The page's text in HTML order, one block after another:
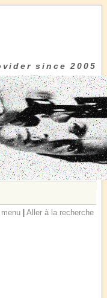
since 2005
|Aller à la recherche